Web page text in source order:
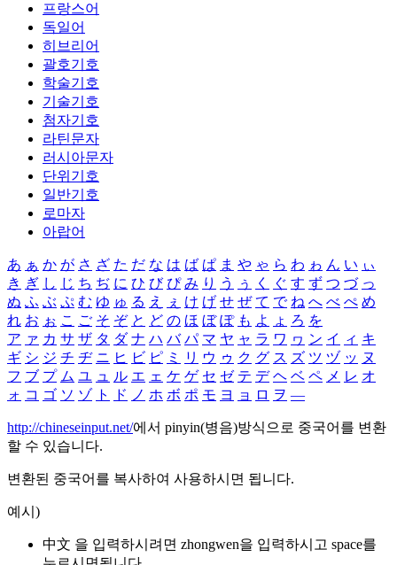
프랑스어
독일어
히브리어
괄호기호
학술기호
기술기호
첨자기호
라틴문자
러시아문자
단위기호
일반기호
로마자
아랍어
あ ぁ か が さ ざ た だ な は ば ぱ ま や ゃ ら わ ゎ ん い ぃ
き ぎ し じ ち ぢ に ひ び ぴ み り う ぅ く ぐ す ず つ づ っ
ぬ ふ ぶ ぷ む ゆ ゅ る え ぇ け げ せ ぜ て で ね へ べ ぺ め
れ お ぉ こ ご そ ぞ と ど の ほ ぼ ぽ も よ ょ ろ を
ア ァ カ サ ザ タ ダ ナ ハ バ パ マ ヤ ャ ラ ワ ヮ ン イ ィ キ
ギ シ ジ チ ヂ ニ ヒ ビ ピ ミ リ ウ ゥ ク グ ス ズ ツ ヅ ッ ヌ
フ ブ プ ム ユ ュ ル エ ェ ケ ゲ セ ゼ テ デ ヘ ベ ペ メ レ オ
ォ コ ゴ ソ ゾ ト ド ノ ホ ボ ポ モ ヨ ョ ロ ヲ ―
http://chineseinput.net/에서 pinyin(병음)방식으로 중국어를 변환
할 수 있습니다.
변환된 중국어를 복사하여 사용하시면 됩니다.
예시)
中文 을 입력하시려면 zhongwen을 입력하시고 space를